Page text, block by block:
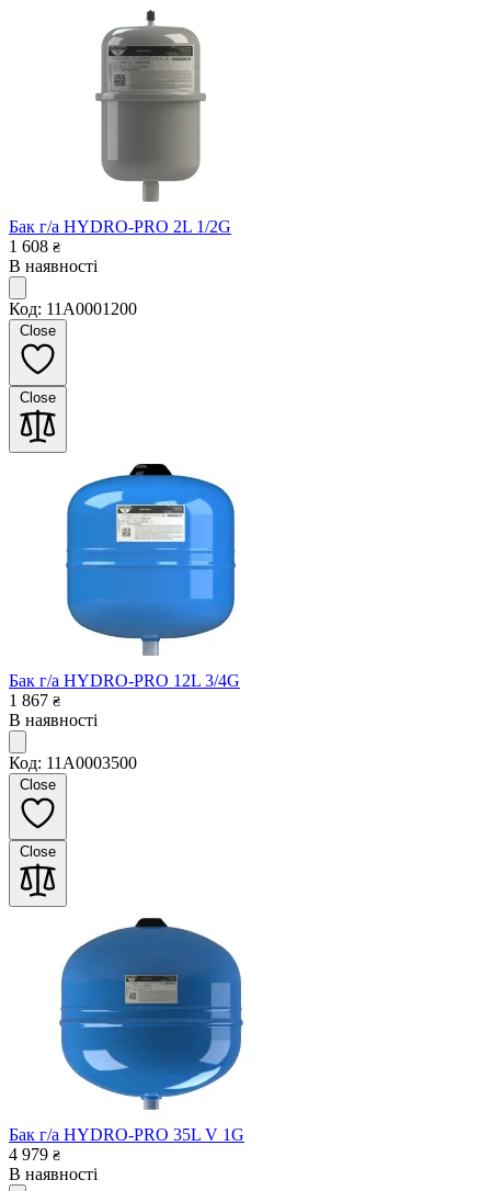
Бак г/а HYDRO-PRO 2L 1/2G
1 608 ₴
В наявності
Код: 11A0001200
Close
Close
Бак г/а HYDRO-PRO 12L 3/4G
1 867 ₴
В наявності
Код: 11A0003500
Close
Close
Бак г/а HYDRO-PRO 35L V 1G
4 979 ₴
В наявності